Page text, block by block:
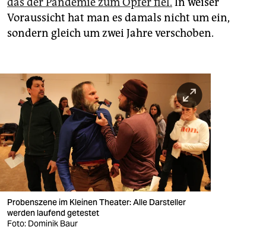
Voraussicht hat man es damals nicht um ein,
sondern gleich um zwei Jahre verschoben.
Probenszene im Kleinen Theater: Alle Darsteller
werden laufend getestet
Foto: Dominik Baur